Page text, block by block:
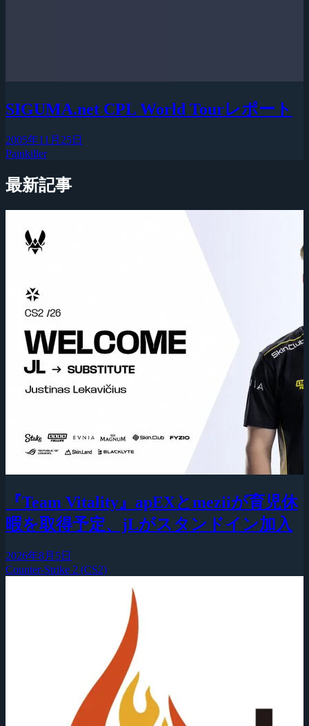
SIGUMA.net CPL World Tourレポート
2005年11月25日
Painkiller
最新記事
『Team Vitality』apEXとmeziiが育児休
暇を取得予定、jLがスタンドイン加入
2026年8月5日
Counter-Strike 2 (CS2)